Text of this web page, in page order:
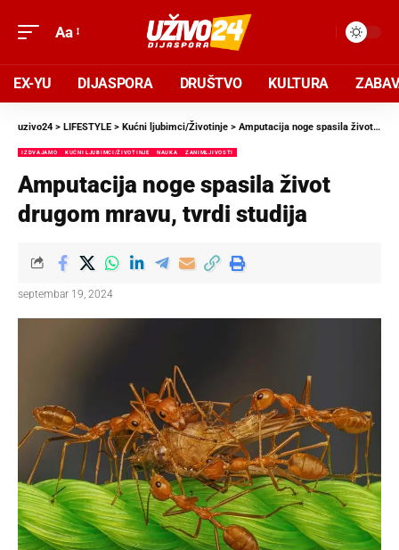
Aa
EX-YU DIJASPORA DRUŠTVO KULTURA
uzivo24 > LIFESTYLE > Kućni ljubimci/Životinje > Amputacija noge spasila život drugom mravu, tvrdi studija
IZDVAJAMO KUĆNI LJUBIMCI/ŽIVOTINJE NAUKA ZANIMLJIVOSTI
Amputacija noge spasila život
drugom mravu, tvrdi studija
septembar 19, 2024